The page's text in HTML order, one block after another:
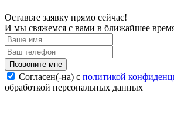
Оставьте заявку прямо сейчас!
И мы свяжемся с вами в ближайшее
Согласен(-на) c политикой
обработкой персональных данных